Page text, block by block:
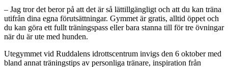
– Jag tror det beror på att det är så lättillgängligt och att du kan träna
utifrån dina egna förutsättningar. Gymmet är gratis, alltid öppet och
du kan göra ett fullt träningspass eller bara stanna till för tre övningar
när du är ute med hunden.
Utegymmet vid Ruddalens idrottscentrum invigs den 6 oktober med
bland annat träningstips av personliga tränare, inspiration från